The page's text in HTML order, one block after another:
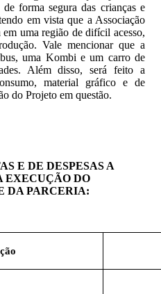
forma segura das crianças e
em vista que a Associação
uma região de difícil acesso,
Vale mencionar que a
uma Kombi e um carro de
Além disso, será feito a
material gráfico e de
do Projeto em questão.
E DE DESPESAS A
EXECUÇÃO DO
DA PARCERIA: